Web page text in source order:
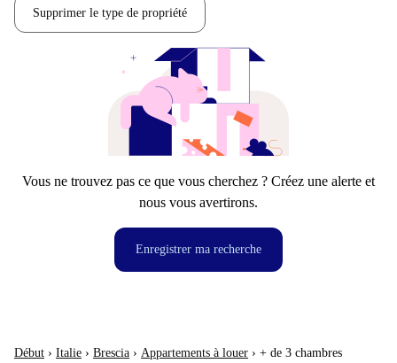
Supprimer le type de propriété
Vous ne trouvez pas ce que vous cherchez ? Créez une alerte et
nous vous avertirons.
Enregistrer ma recherche
Début › Italie › Brescia › Appartements à louer › + de 3 chambres